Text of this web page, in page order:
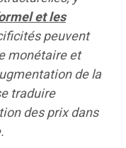
et les
peuvent
monétaire et
de la
traduire
des prix dans